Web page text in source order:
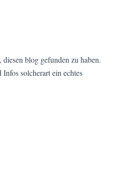
blog gefunden zu haben.
solcherart ein echtes